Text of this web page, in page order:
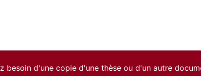
besoin d'une copie d'une thèse ou d'un autre